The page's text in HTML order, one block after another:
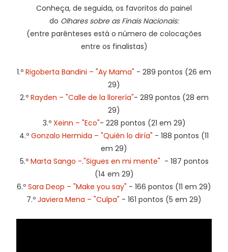
Conheça, de seguida, os favoritos do painel
do Olhares sobre as Finais Nacionais:
(entre parênteses está o número de colocações
entre os finalistas)
1.º Rigoberta Bandini – "Ay Mama" - 289 pontos (26 em
29)
2.º Rayden – "Calle de la llorería"- 289 pontos (28 em
29)
3.º Xeinn – "Eco"- 228 pontos (21 em 29)
4.º Gonzalo Hermida – "Quién lo diría" - 188 pontos (11
em 29)
5.º Marta Sango -."Sigues en mi mente" - 187 pontos
(14 em 29)
6.º Sara Deop – "Make you say" - 166 pontos (11 em 29)
7.º Javiera Mena – "Culpa" - 161 pontos (5 em 29)